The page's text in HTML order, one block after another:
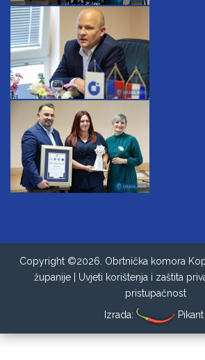
Copyright ©2026. Obrtnička komora
županije | Uvjeti korištenja i zaštita
pristupačnost
Izrada:
Pikant